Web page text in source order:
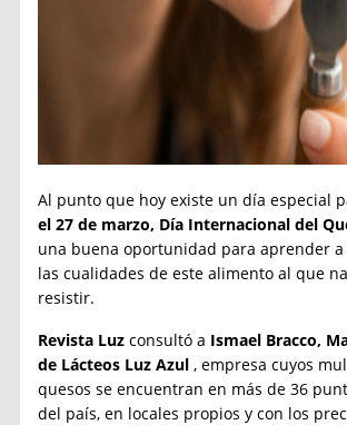
Al punto que hoy existe un día especial
el 27 de marzo, Día Internacional del
una buena oportunidad para aprender
las cualidades de este alimento al que
resistir.
Revista Luz consultó a Ismael Bracco,
de Lácteos Luz Azul, empresa cuyos
quesos se encuentran en más de 36
del país, en locales propios y con los